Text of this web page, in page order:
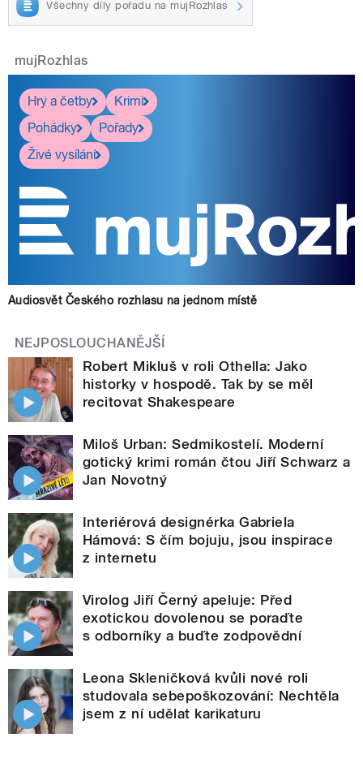
Všechny díly pořadu na mujRozhlas
mujRozhlas
Hry a četby
Krimi
Pohádky
Pořady
Živé vysílání
Audiosvět Českého rozhlasu na jednom místě
NEJPOSLOUCHANĚJŠÍ
Robert Mikluš v roli Othella: Jako
historky v hospodě. Tak by se měl
recitovat Shakespeare
Miloš Urban: Sedmikostelí. Moderní
gotický krimi román čtou Jiří Schwarz a
Jan Novotný
Interiérová designérka Gabriela
Hámová: S čím bojuju, jsou inspirace
z internetu
Virolog Jiří Černý apeluje: Před
exotickou dovolenou se poraďte
s odborníky a buďte zodpovědní
Leona Skleničková kvůli nové roli
studovala sebepoškozování: Nechtěla
jsem z ní udělat karikaturu